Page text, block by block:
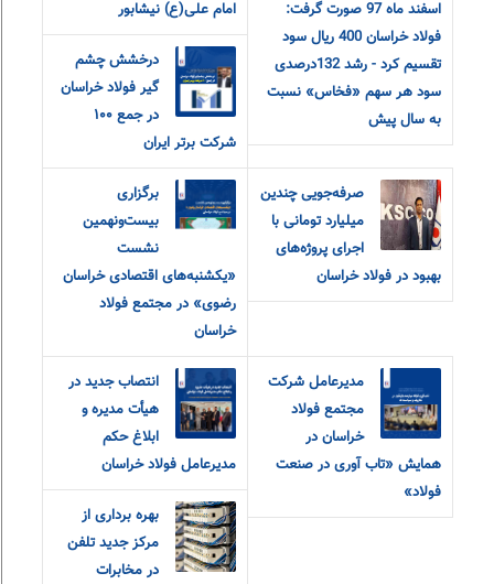
اسفند ماه 97 صورت گرفت:
فولاد خراسان 400 ریال سود
تقسیم کرد - رشد 132درصدی
سود هر سهم «فخاس» نسبت
به سال پیش
امام‌ علی(ع) نیشابور
درخشش چشم
گیر فولاد خراسان
در جمع ۱۰۰
شرکت برتر ایران
صرفه‌جویی چندین
میلیارد تومانی با
اجرای پروژه‌های
بهبود در فولاد خراسان
برگزاری
بیست‌ونهمین
نشست
«یکشنبه‌های اقتصادی خراسان
رضوی» در مجتمع فولاد
خراسان
مدیرعامل شرکت
مجتمع فولاد
خراسان در
همایش «تاب آوری در صنعت
فولاد»
انتصاب جدید در
هیأت مدیره و
ابلاغ حکم
مدیرعامل فولاد خراسان
بهره برداری از
مرکز جدید تلفن
در مخابرات